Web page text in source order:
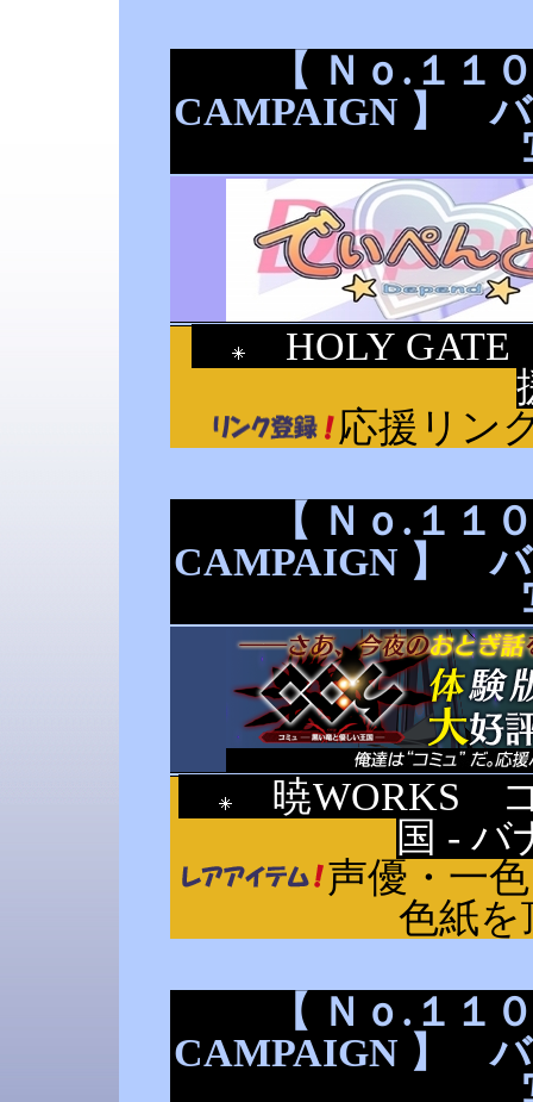
【 Ｎｏ.１１
CAMPAIGN 】 バ
HOLY GATE
応援リン
【 Ｎｏ.１１
CAMPAIGN 】 バ
暁WORKS コ
国 -
声優・一
色紙を
【 Ｎｏ.１１
CAMPAIGN 】 バ